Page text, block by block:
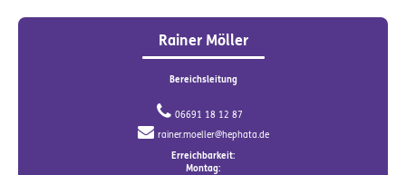
Rainer Möller
Bereichsleitung
06691 18 12 87
rainer.moeller@hephata.de
Erreichbarkeit:
Montag: